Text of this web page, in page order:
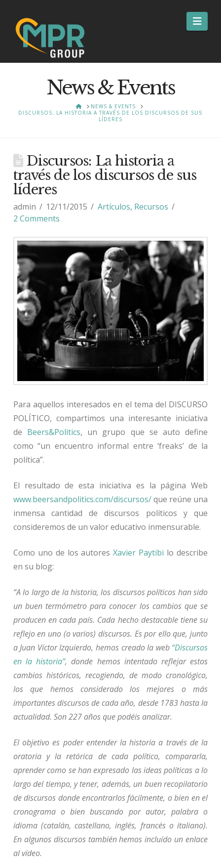
News & Events
HOMENEWS & EVENTS
DISCURSOS: LA HISTORIA A TRAVÉS DE LOS DISCURSOS DE SUS
LÍDERES
Discursos: La historia a
través de los discursos de sus
líderes
admin 12/11/2015 Artículos, Recursos
2 Comments
Para aquellos interesados en el tema del DISCURSO
POLÍTICO, compartimos una interesante iniciativa
de Beers&Politics, un grupo que se auto define
como “un encuentro informal entre ‘freaks’ de la
política”.
El resultado de esta iniciativa es la página Web
www.beersandpolitics.com/discursos/que reúne una
inmensa cantidad de discursos políticos y que
consideremos de un valor educativo inmensurable.
Como uno de los autoresXavier Paytibi lo describe
en su blog:
“A lo largo de la historia, los discursos políticos han sido
un buen termómetro para conocer los cambios que se
producen en cada país. Cada hecho destacable tiene su
reflejo en uno (o varios) discursos. Es por ello que, junto
a Juan Víctor Izquierdo, hemos creado la web “Discursos
en la historia”, donde hemos intentado reflejar estos
cambios históricos, recogiendo, de modo cronológico,
los que hemos considerado los mejores o más
importantes discursos de cada año, desde 1783 hasta la
actualidad. Son 227 años que podéis analizar.
El objetivo es poder entender la historia a través de la
oratoria y la retórica de cada político, compararla,
aprender como se han expresado las ideas políticas a lo
largo del tiempo, y tener, además, un buen recopilatorio
de discursos donde encontrarlos fácilmente, o bien en el
cronograma o bien buscando por autor, palabra o
idioma (catalán, castellano, inglés, francés o italiano).
En algunos discursos también hemos incluído un enlace
al vídeo.